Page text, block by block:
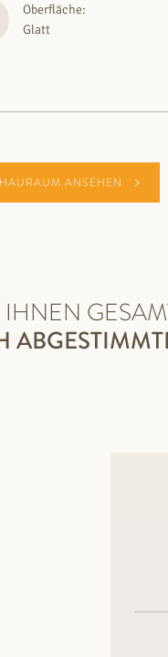
Oberfläche:
Glatt
ANSEHEN
IHNEN